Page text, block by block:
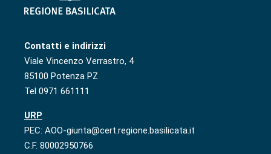
Contatti e indirizzi
Viale Vincenzo Verrastro, 4
85100 Potenza PZ
Tel 0971 661111
URP
PEC: AOO-giunta@cert.regione.basilicata.it
C.F. 80002950766